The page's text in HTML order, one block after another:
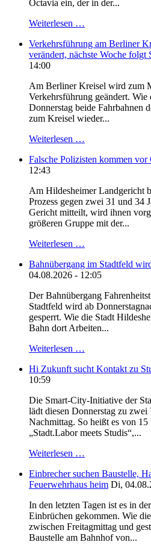
Octavia ein, der in der...
Weiterlesen …
Verkehrsführung am Berliner
verändert, nächste Woche folgt
14:00
Am Berliner Kreisel wird zum
Verkehrsführung geändert.
Donnerstag beide Fahrbahnen
zum Kreisel wieder...
Weiterlesen …
Falsche Polizisten kommen vor
12:43
Am Hildesheimer Landgericht
Prozess gegen zwei 31 und 34
Gericht mitteilt, wird ihnen
größeren Gruppe mit der...
Weiterlesen …
Bahnübergang im Stadtfeld
04.08.2026 - 12:05
Der Bahnübergang
Stadtfeld wird ab
gesperrt. Wie die Stadt
Bahn dort Arbeiten...
Weiterlesen …
Hi Zukunft sucht Kontakt zu
10:59
Die Smart-City-Initiative der
lädt diesen Donnerstag zu zwei
Nachmittag. So heißt es von
„Stadt.Labor meets Studis“,...
Weiterlesen …
Einbrecher suchen Baustelle,
Feuerwehrhaus heim Di,
In den letzten Tagen ist es in
Einbrüchen gekommen. Wie
zwischen Freitagmittag und
Baustelle am Bahnhof von...